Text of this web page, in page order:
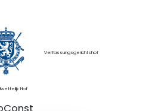
Verfassungsgerichtshof
Hof